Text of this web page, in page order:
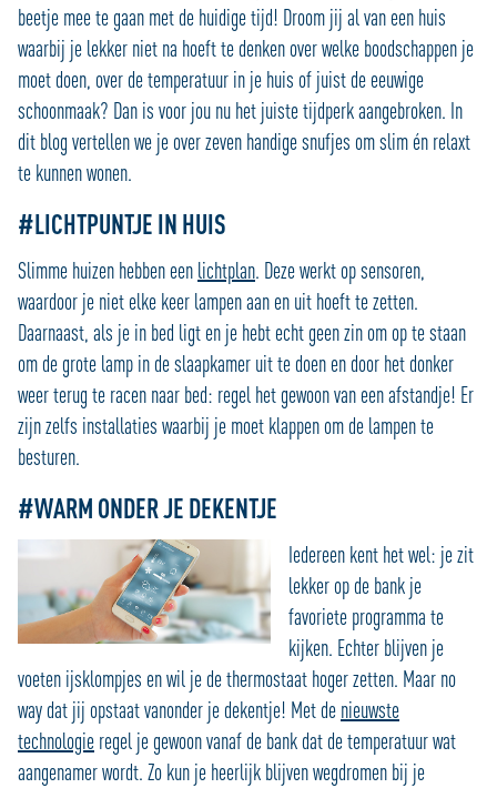
beetje mee te gaan met de huidige tijd! Droom jij al van een huis
waarbij je lekker niet na hoeft te denken over welke boodschappen je
moet doen, over de temperatuur in je huis of juist de eeuwige
schoonmaak? Dan is voor jou nu het juiste tijdperk aangebroken. In
dit blog vertellen we je over zeven handige snufjes om slim én relaxt
te kunnen wonen.
#LICHTPUNTJE IN HUIS
Slimme huizen hebben een lichtplan. Deze werkt op sensoren,
waardoor je niet elke keer lampen aan en uit hoeft te zetten.
Daarnaast, als je in bed ligt en je hebt echt geen zin om op te staan
om de grote lamp in de slaapkamer uit te doen en door het donker
weer terug te racen naar bed: regel het gewoon van een afstandje! Er
zijn zelfs installaties waarbij je moet klappen om de lampen te
besturen.
#WARM ONDER JE DEKENTJE
Iedereen kent het wel: je zit
lekker op de bank je
favoriete programma te
kijken. Echter blijven je
voeten ijsklompjes en wil je de thermostaat hoger zetten. Maar no
way dat jij opstaat vanonder je dekentje! Met de nieuwste
technologie regel je gewoon vanaf de bank dat de temperatuur wat
aangenamer wordt. Zo kun je heerlijk blijven wegdromen bij je